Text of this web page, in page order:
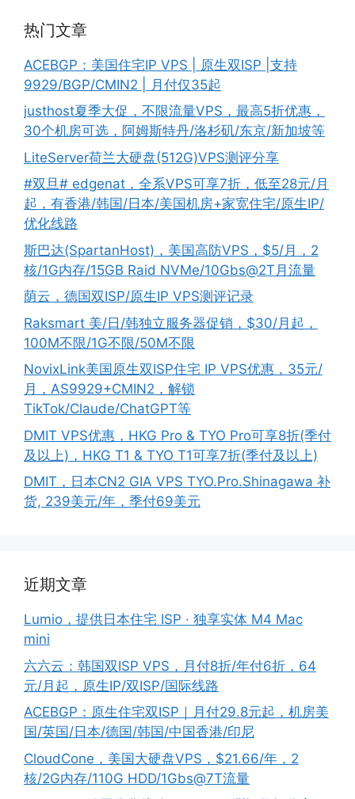
热门文章
ACEBGP：美国住宅IP VPS | 原生双ISP |支持
9929/BGP/CMIN2 | 月付仅35起
justhost夏季大促，不限流量VPS，最高5折优惠，
30个机房可选，阿姆斯特丹/洛杉矶/东京/新加坡等
LiteServer荷兰大硬盘(512G)VPS测评分享
#双旦# edgenat，全系VPS可享7折，低至28元/月
起，有香港/韩国/日本/美国机房+家宽住宅/原生IP/
优化线路
斯巴达(SpartanHost)，美国高防VPS，$5/月，2
核/1G内存/15GB Raid NVMe/10Gbs@2T月流量
荫云，德国双ISP/原生IP VPS测评记录
Raksmart 美/日/韩独立服务器促销，$30/月起，
100M不限/1G不限/50M不限
NovixLink美国原生双ISP住宅 IP VPS优惠，35元/
月，AS9929+CMIN2，解锁
TikTok/Claude/ChatGPT等
DMIT VPS优惠，HKG Pro & TYO Pro可享8折(季付
及以上)，HKG T1 & TYO T1可享7折(季付及以上)
DMIT，日本CN2 GIA VPS TYO.Pro.Shinagawa 补
货, 239美元/年，季付69美元
近期文章
Lumio，提供日本住宅 ISP · 独享实体 M4 Mac
mini
六六云：韩国双ISP VPS，月付8折/年付6折，64
元/月起，原生IP/双ISP/国际线路
ACEBGP：原生住宅双ISP｜月付29.8元起，机房美
国/英国/日本/德国/韩国/中国香港/印尼
CloudCone，美国大硬盘VPS，$21.66/年，2
核/2G内存/110G HDD/1Gbs@7T流量